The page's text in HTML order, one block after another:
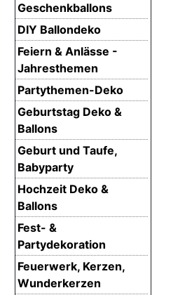
Geschenkballons
DIY Ballondeko
Feiern & Anlässe -
Jahresthemen
Partythemen-Deko
Geburtstag Deko &
Ballons
Geburt und Taufe,
Babyparty
Hochzeit Deko &
Ballons
Fest- &
Partydekoration
Feuerwerk, Kerzen,
Wunderkerzen